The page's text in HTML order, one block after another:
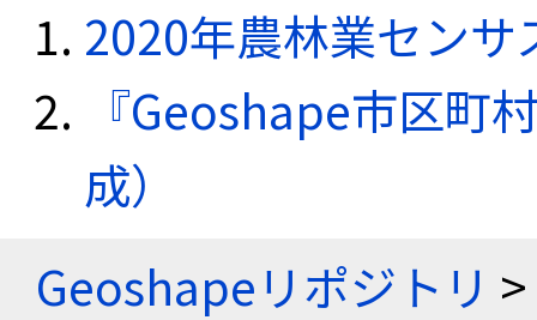
2020年農林業セン
『Geoshape市区町
成）
Geoshapeリポジトリ >